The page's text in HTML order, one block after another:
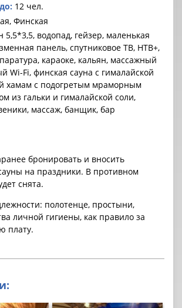
12 чел.
Финская
5,5*3,5, водопад, гейзер, маленькая
панель, спутниковое ТВ, НТВ+,
караоке, кальян, массажный
Wi-Fi, финская сауна с гималайской
хамам с подогретым мраморным
из гальки и гималайской соли,
массаж, банщик, бар
бронировать и вносить
на праздники. В противном
снята.
полотенце, простыни,
личной гигиены, как правило за
плату.